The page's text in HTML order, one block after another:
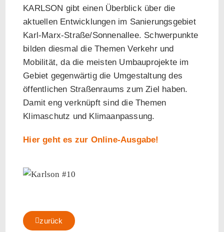
KARLSON gibt einen Überblick über die
aktuellen Entwicklungen im Sanierungsgebiet
Karl-Marx-Straße/Sonnenallee. Schwerpunkte
bilden diesmal die Themen Verkehr und
Mobilität, da die meisten Umbauprojekte im
Gebiet gegenwärtig die Umgestaltung des
öffentlichen Straßenraums zum Ziel haben.
Damit eng verknüpft sind die Themen
Klimaschutz und Klimaanpassung.
Hier geht es zur Online-Ausgabe!
zurück